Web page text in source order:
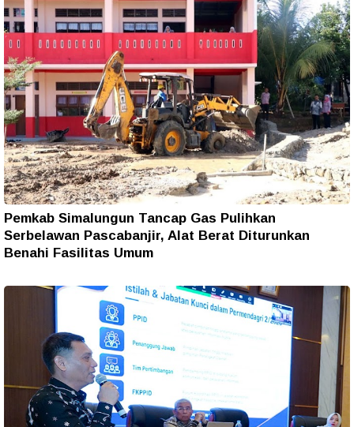
Pemkab Simalungun Tancap Gas Pulihkan
Serbelawan Pascabanjir, Alat Berat Diturunkan
Benahi Fasilitas Umum